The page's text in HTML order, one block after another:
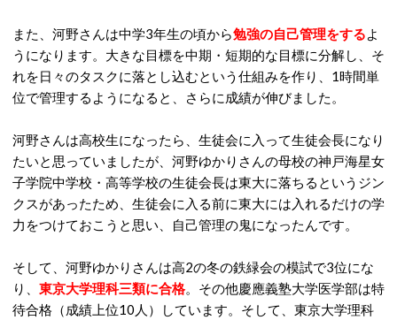
また、河野さんは中学3年生の頃から勉強の自己管理をするよ
うになります。大きな目標を中期・短期的な目標に分解し、そ
れを日々のタスクに落とし込むという仕組みを作り、1時間単
位で管理するようになると、さらに成績が伸びました。
河野さんは高校生になったら、生徒会に入って生徒会長になり
たいと思っていましたが、河野ゆかりさんの母校の神戸海星女
子学院中学校・高等学校の生徒会長は東大に落ちるというジン
クスがあったため、生徒会に入る前に東大には入れるだけの学
力をつけておこうと思い、自己管理の鬼になったんです。
そして、河野ゆかりさんは高2の冬の鉄緑会の模試で3位にな
り、 東京大学理科三類に合格。その他慶應義塾大学医学部は特
待合格（成績上位10人）しています。そして、東京大学理科